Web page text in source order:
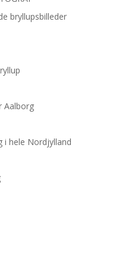
bryllupsbilleder
Aalborg
i hele Nordjylland